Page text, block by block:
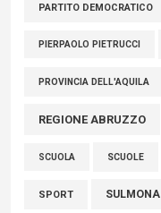
PARTITO DEMOCRATICO
PIERPAOLO PIETRUCCI
PROVINCIA DELL'AQUILA
REGIONE ABRUZZO
SCUOLA SCUOLE
SPORT SULMONA